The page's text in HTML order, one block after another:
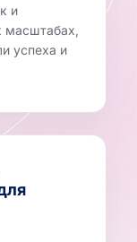
и
масштабах,
успеха и